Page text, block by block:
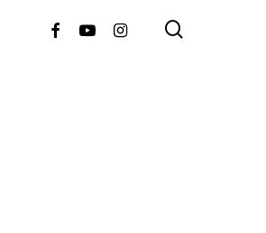
FacebookYoutubeInstagram